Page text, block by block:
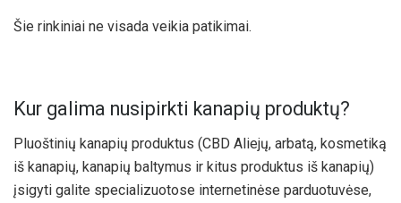
Šie rinkiniai ne visada veikia patikimai.
Kur galima nusipirkti kanapių produktų?
Pluoštinių kanapių produktus (CBD Aliejų, arbatą, kosmetiką
iš kanapių, kanapių baltymus ir kitus produktus iš kanapių)
įsigyti galite specializuotose internetinėse parduotuvėse,